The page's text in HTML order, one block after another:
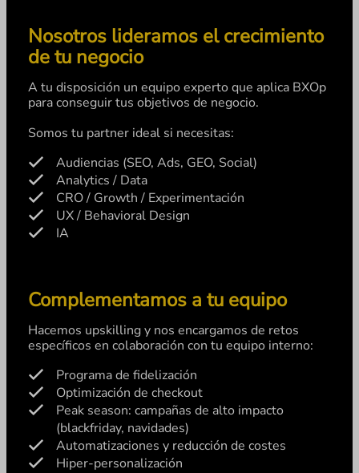
Nosotros lideramos el crecimiento
de tu negocio
A tu disposición un equipo experto que aplica BXOp
para conseguir tus objetivos de negocio.
Somos tu partner ideal si necesitas:
Audiencias (SEO, Ads, GEO, Social)
Analytics / Data
CRO / Growth / Experimentación
UX / Behavioral Design
IA
Complementamos a tu equipo
Hacemos upskilling y nos encargamos de retos
específicos en colaboración con tu equipo interno:
Programa de fidelización
Optimización de checkout
Peak season: campañas de alto impacto
(blackfriday, navidades)
Automatizaciones y reducción de costes
Hiper-personalización